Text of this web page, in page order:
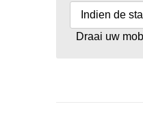
Indien de
Draai uw